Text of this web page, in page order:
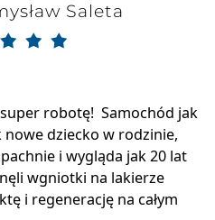
Saleta
robotę! Samochód jak
nowe dziecko w rodzinie,
i wygląda jak 20 lat
wgniotki na lakierze
i regenerację na całym